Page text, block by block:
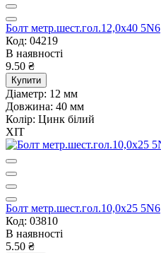
Болт метр.шест.гол.12,0х40 5N6
Код: 04219
В наявності
9.50 ₴
Купити
Діаметр: 12 мм
Довжина: 40 мм
Колір: Цинк білий
ХІТ
Болт метр.шест.гол.10,0х25 5N6
Код: 03810
В наявності
5.50 ₴